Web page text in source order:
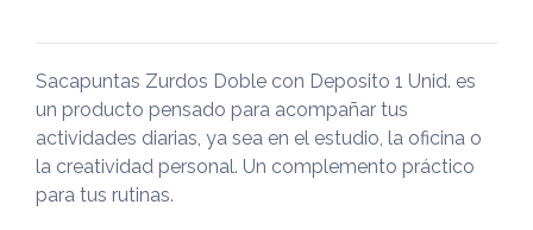
Sacapuntas Zurdos Doble con Deposito 1 Unid. es
un producto pensado para acompañar tus
actividades diarias, ya sea en el estudio, la oficina o
la creatividad personal. Un complemento práctico
para tus rutinas.